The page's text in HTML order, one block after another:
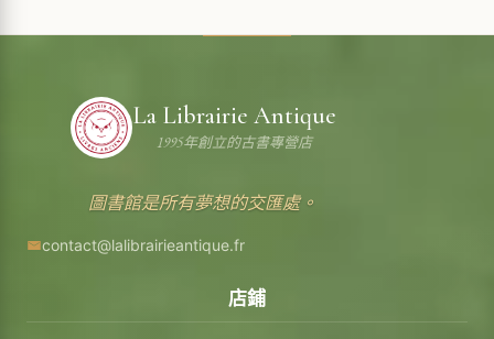
La Librairie Antique
1995年創立的古書專營店
圖書館是所有夢想的交匯處。
contact@lalibrairieantique.fr
店鋪